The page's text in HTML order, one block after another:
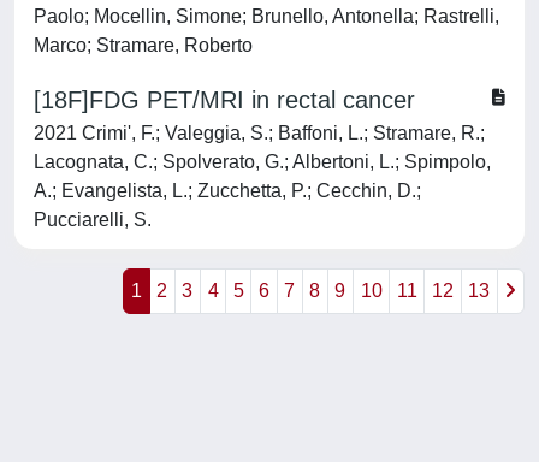
Paolo; Mocellin, Simone; Brunello, Antonella; Rastrelli,
Marco; Stramare, Roberto
[18F]FDG PET/MRI in rectal cancer
2021 Crimi', F.; Valeggia, S.; Baffoni, L.; Stramare, R.;
Lacognata, C.; Spolverato, G.; Albertoni, L.; Spimpolo,
A.; Evangelista, L.; Zucchetta, P.; Cecchin, D.;
Pucciarelli, S.
1 2 3 4 5 6 7 8 9 10 11 12 13